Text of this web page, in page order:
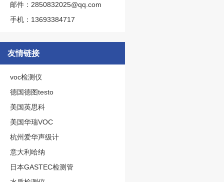
邮件：2850832025@qq.com
手机：13693384717
友情链接
voc检测仪
德国德图testo
美国英思科
美国华瑞VOC
杭州爱华声级计
意大利哈纳
日本GASTEC检测管